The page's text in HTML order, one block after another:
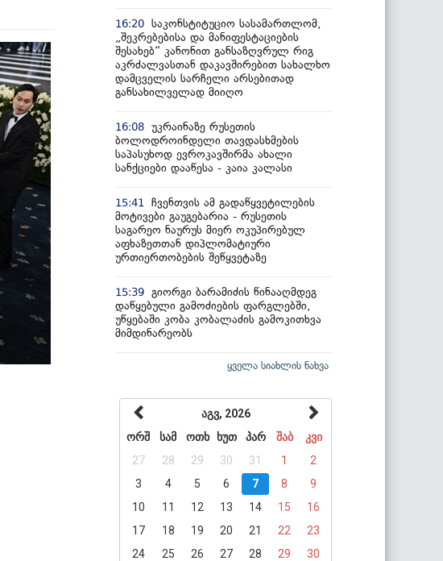
16:20 საკონსტიტუციო სასამართლომ,
„შეკრებებისა და მანიფესტაციების
შესახებ“ კანონით განსაზღვრულ რიგ
აკრძალვასთან დაკავშირებით სახალხო
დამცველის სარჩელი არსებითად
განსახილველად მიიღო
16:08 უკრაინაზე რუსეთის
ბოლოდროინდელი თავდასხმების
საპასუხოდ ევროკავშირმა ახალი
სანქციები დააწესა - კაია კალასი
15:41
ჩვენთვის ამ გადაწყვეტილების
მოტივები გაუგებარია - რუსეთის
საგარეო ნაურუს მიერ ოკუპირებულ
აფხაზეთთან დიპლომატიური
ურთიერთობების შეწყვეტაზე
15:39 გიორგი ბარამიძის წინააღმდეგ
დაწყებული გამოძიების ფარგლებში,
უწყებაში კობა კობალაძის გამოკითხვა
მიმდინარეობს
ყველა სიახლის ნახვა
აგვ, 2026
ორშ
სამ ოთხ ხუთ პარ შაბ
კვი
27
28 29 30 31 1
2
3
4 5 6 7 8
9
10
11 12 13 14 15
16
17
18 19 20 21 22
23
24
25 26 27 28 29
30